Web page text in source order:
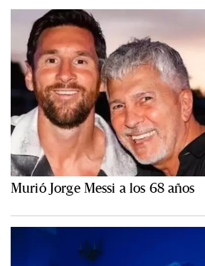
Murió Jorge Messi a los 68 años